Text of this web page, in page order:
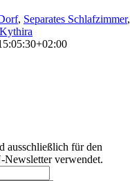
, Separates Schlafzimmer,
Kythira
ausschließlich für den
verwendet.